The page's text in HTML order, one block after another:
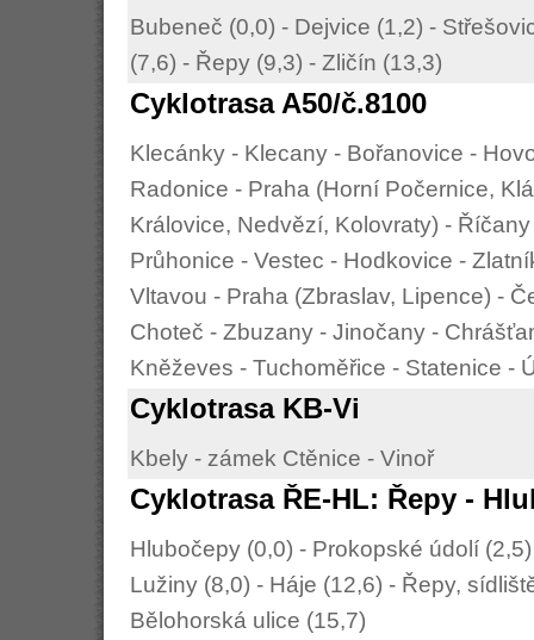
Bubeneč (0,0) - Dejvice (1,2) -
(7,6) - Řepy (9,3) - Zličín (13,3)
Cyklotrasa A50/č.8100
Klecánky - Klecany - Bořanovice -
Radonice - Praha (Horní Počernice,
Královice, Nedvězí, Kolovraty) -
Průhonice - Vestec - Hodkovice -
Vltavou - Praha (Zbraslav, Lipence) -
Choteč - Zbuzany - Jinočany -
Kněževes - Tuchoměřice - Statenice -
Cyklotrasa KB-Vi
Kbely - zámek Ctěnice - Vinoř
Cyklotrasa ŘE-HL: Řepy -
Hlubočepy (0,0) - Prokopské údolí
Lužiny (8,0) - Háje (12,6) - Řepy,
Bělohorská ulice (15,7)